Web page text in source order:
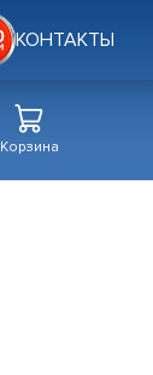
КОНТАКТЫ
Корзина